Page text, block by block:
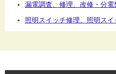
漏電調査、修理、改修・分電
照明スイッチ修理、照明ス